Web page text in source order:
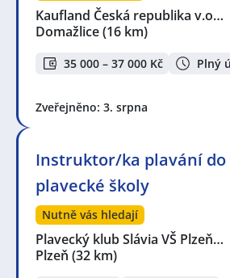
Kaufland Česká republika v.o…
Domažlice(16 km)
35 000 – 37 000 Kč Plný
Zveřejněno: 3. srpna
Instruktor/ka plavání do
plavecké školy
Nutně vás hledají
Plavecký klub Slávia VŠ Plzeň…
Plzeň (32 km)